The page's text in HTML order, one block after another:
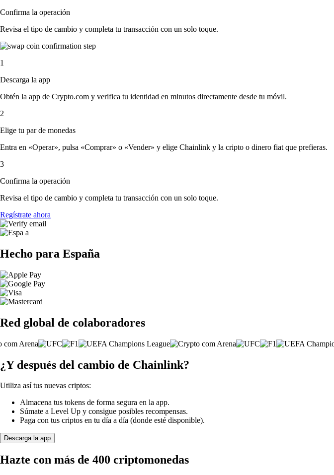
Confirma la operación
Revisa el tipo de cambio y completa tu transacción con un solo toque.
1
Descarga la app
Obtén la app de Crypto.com y verifica tu identidad en minutos directamente desde tu móvil.
2
Elige tu par de monedas
Entra en «Operar», pulsa «Comprar» o «Vender» y elige Chainlink y la cripto o dinero fiat que prefieras.
3
Confirma la operación
Revisa el tipo de cambio y completa tu transacción con un solo toque.
Regístrate ahora
Hecho para España
Red global de colaboradores
¿Y después del cambio de Chainlink?
Utiliza así tus nuevas criptos:
Almacena tus tokens de forma segura en la app.
Súmate a Level Up y consigue posibles recompensas.
Paga con tus criptos en tu día a día (donde esté disponible).
Descarga la app
Hazte con más de 400 criptomonedas